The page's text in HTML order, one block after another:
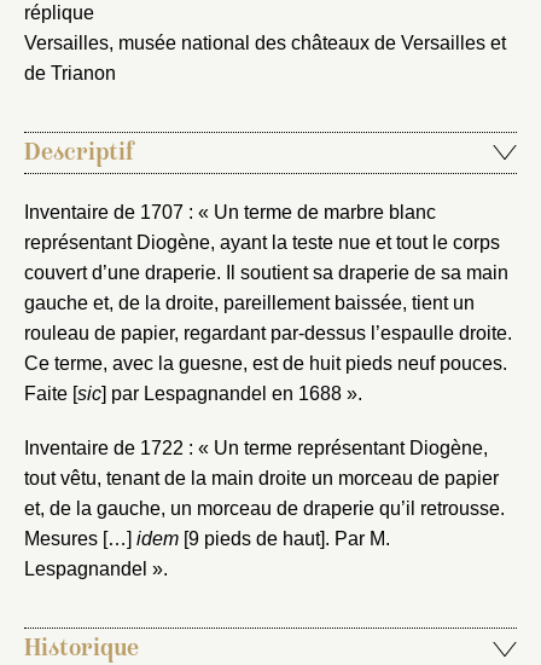
réplique
Versailles, musée national des châteaux de Versailles et
de Trianon
Descriptif
Inventaire de 1707 : « Un terme de marbre blanc
représentant Diogène, ayant la teste nue et tout le corps
couvert d’une draperie. Il soutient sa draperie de sa main
gauche et, de la droite, pareillement baissée, tient un
rouleau de papier, regardant par-dessus l’espaulle droite.
Ce terme, avec la guesne, est de huit pieds neuf pouces.
Faite [ sic ] par Lespagnandel en 1688 ».
Inventaire de 1722 : « Un terme représentant Diogène,
tout vêtu, tenant de la main droite un morceau de papier
et, de la gauche, un morceau de draperie qu’il retrousse.
Mesures […] idem [9 pieds de haut]. Par M.
Lespagnandel ».
Historique